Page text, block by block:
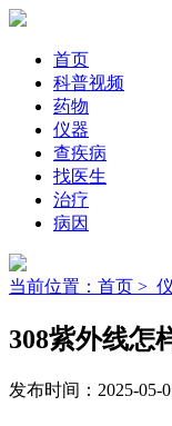
首页
科普视频
药物
仪器
查疾病
找医生
治疗
病因
当前位置：首页 >
308紫外线怎
发布时间：2025-05-